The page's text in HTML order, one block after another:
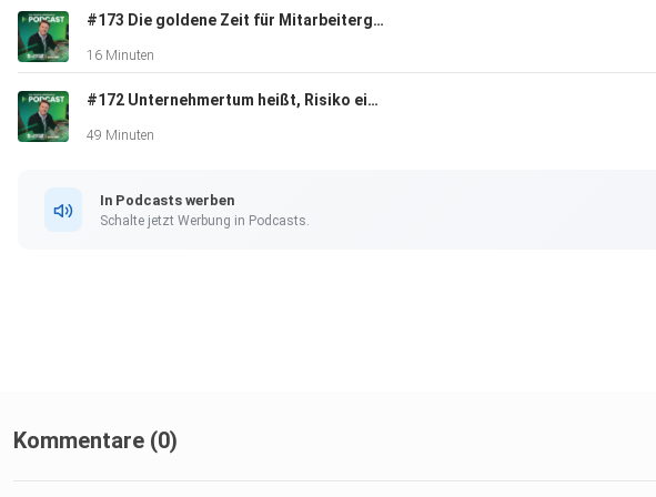
Melde dich jetzt zum Führungskräftetraining an:
#173 Die goldene Zeit für Mitarbeitergewinnung – warum JETZT dein Vorteil beginnt
16 Minuten
#172 Unternehmertum heißt, Risiko einzugehen | Experten-Talk mit Dieter Lange
49 Minuten
In Podcasts werben
Schalte jetzt Werbung in Podcasts.
Kommentare (0)